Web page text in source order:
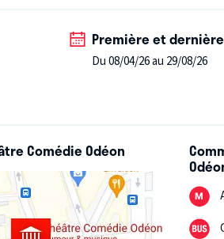
l’amitié émerge là où l’on s’y
Première et dernière
Du 08/04/26 au 29/08/26
Comédie Odéon